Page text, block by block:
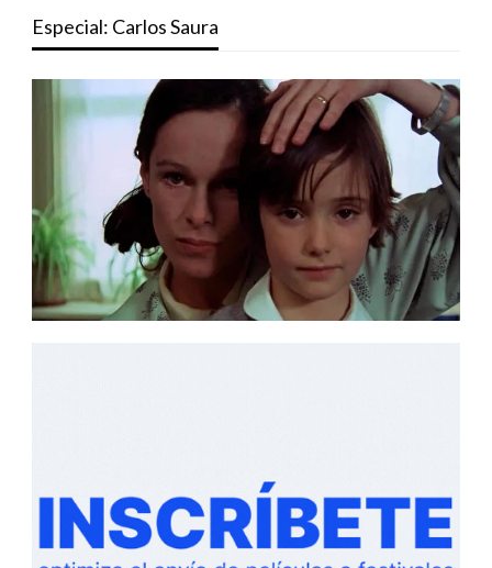
Especial: Carlos Saura